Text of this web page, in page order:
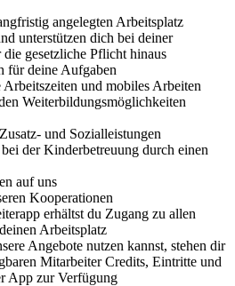
angelegten Arbeitsplatz
unterstützen dich bei deiner
gesetzliche Pflicht hinaus
für deine Aufgaben
und mobiles Arbeiten
Weiterbildungsmöglichkeiten
und Sozialleistungen
der Kinderbetreuung durch einen
auf uns
Kooperationen
erhältst du Zugang zu allen
Arbeitsplatz
Angebote nutzen kannst, stehen dir
Mitarbeiter Credits, Eintritte und
App zur Verfügung